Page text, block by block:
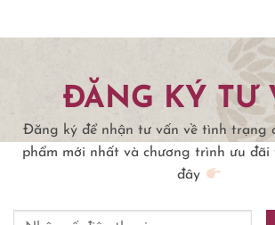
ĐĂNG KÝ TƯ
Đăng ký để nhận tư vấn về tình trạng
phẩm mới nhất và chương trình ưu
đây